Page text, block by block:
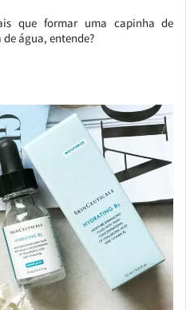
que formar uma capinha de
água, entende?